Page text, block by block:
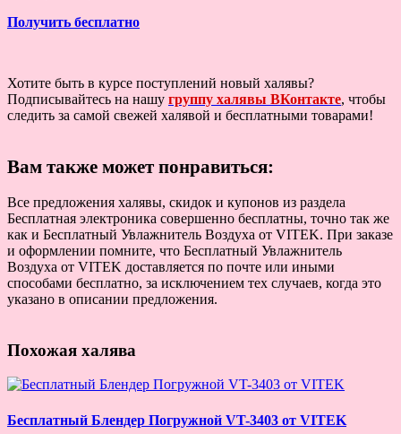
Получить бесплатно
Хотите быть в курсе поступлений новый халявы?
Подписывайтесь на нашу группу халявы ВКонтакте, чтобы
следить за самой свежей халявой и бесплатными товарами!
Вам также может понравиться:
Все предложения халявы, скидок и купонов из раздела
Бесплатная электроника совершенно бесплатны, точно так же
как и Бесплатный Увлажнитель Воздуха от VITEK. При заказе
и оформлении помните, что Бесплатный Увлажнитель
Воздуха от VITEK доставляется по почте или иными
способами бесплатно, за исключением тех случаев, когда это
указано в описании предложения.
Похожая халява
Бесплатный Блендер Погружной VT-3403 от VITEK